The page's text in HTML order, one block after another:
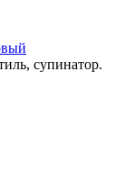
супинатор.